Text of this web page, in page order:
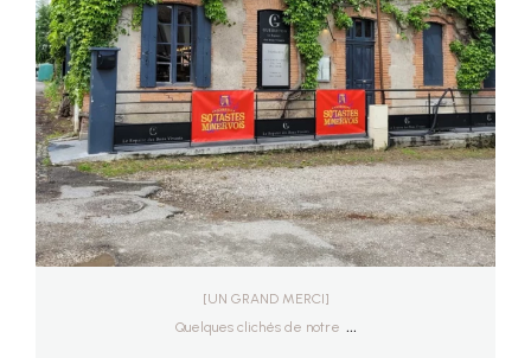
[UN GRAND MERCI]
Quelques clichés de notre ...